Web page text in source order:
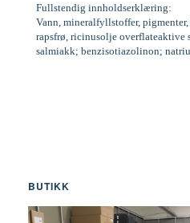
Fullstendig innholdserklæring:
Vann, mineralfyllstoffer,
rapsfrø, ricinusolje overflateaktive
salmiakk; benzisotiazolinon;
BUTIKK